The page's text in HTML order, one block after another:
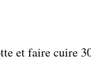
et faire cuire